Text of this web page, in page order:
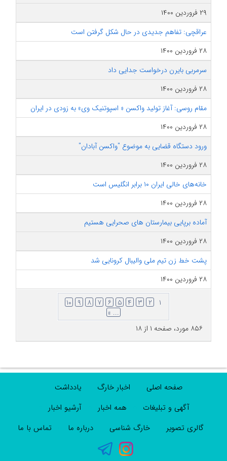
۲۹ فروردین ۱۴۰۰
عراقچی:‌ تفاهم جدیدی در حال شکل گرفتن است‌
۲۸ فروردین ۱۴۰۰
سرمربی بایرن درخواست جدایی داد
۲۸ فروردین ۱۴۰۰
مقام روسی: آغاز تولید واکسن « اسپوتنیک وی» به زودی در ایران
۲۸ فروردین ۱۴۰۰
ورود دستگاه قضایی به موضوع "واکسن آبادان"
۲۸ فروردین ۱۴۰۰
خانه‌های خالی ایران ۱۰ برابر انگلیس است
۲۸ فروردین ۱۴۰۰
آماده برپایی بیمارستان ‌های صحرایی هستیم
۲۸ فروردین ۱۴۰۰
پشت خط زن تیم ملی والیبال کرونایی شد
۲۸ فروردین ۱۴۰۰
۱ ۲ ۳ ۴ ۵ ۶ ۷ ۸ ۹
۱۰
... »
۸۵۶ مورد، صفحه ۱ از ۱۸
صفحه اصلی اخبار خارگ
یادداشت
آگهی و تبلیغات
همه اخبار
آرشیو اخبار
گالری تصویر
خارگ شناسی درباره ما تماس با ما